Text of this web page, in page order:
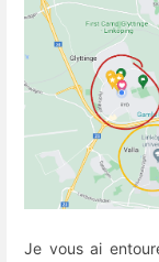
Je vous ai